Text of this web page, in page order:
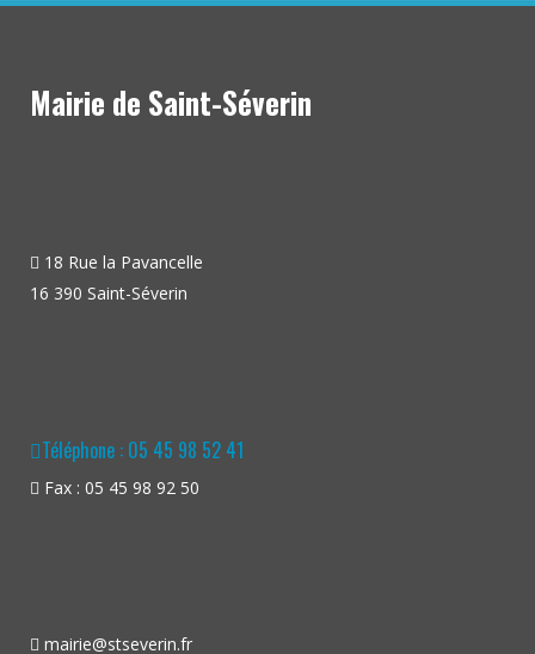
Mairie de Saint-Séverin
18 Rue la Pavancelle
16 390 Saint-Séverin
Téléphone : 05 45 98 52 41
Fax : 05 45 98 92 50
mairie@stseverin.fr